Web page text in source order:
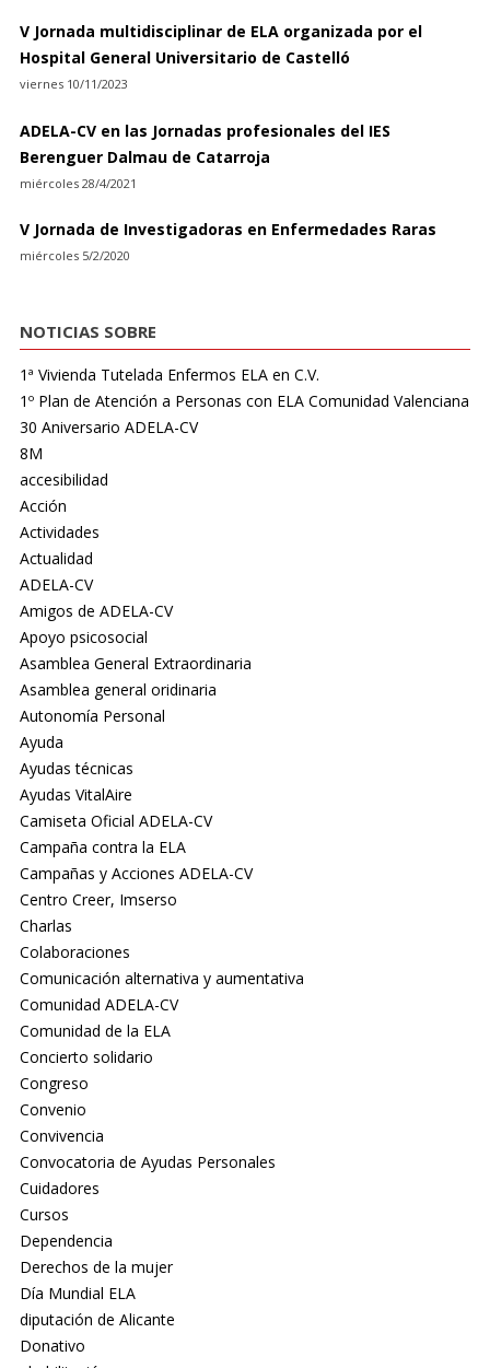
V Jornada multidisciplinar de ELA organizada por el
Hospital General Universitario de Castelló
viernes 10/11/2023
ADELA-CV en las Jornadas profesionales del IES
Berenguer Dalmau de Catarroja
miércoles 28/4/2021
V Jornada de Investigadoras en Enfermedades Raras
miércoles 5/2/2020
NOTICIAS SOBRE
1ª Vivienda Tutelada Enfermos ELA en C.V.
1º Plan de Atención a Personas con ELA Comunidad Valenciana
30 Aniversario ADELA-CV
8M
accesibilidad
Acción
Actividades
Actualidad
ADELA-CV
Amigos de ADELA-CV
Apoyo psicosocial
Asamblea General Extraordinaria
Asamblea general oridinaria
Autonomía Personal
Ayuda
Ayudas técnicas
Ayudas VitalAire
Camiseta Oficial ADELA-CV
Campaña contra la ELA
Campañas y Acciones ADELA-CV
Centro Creer, Imserso
Charlas
Colaboraciones
Comunicación alternativa y aumentativa
Comunidad ADELA-CV
Comunidad de la ELA
Concierto solidario
Congreso
Convenio
Convivencia
Convocatoria de Ayudas Personales
Cuidadores
Cursos
Dependencia
Derechos de la mujer
Día Mundial ELA
diputación de Alicante
Donativo